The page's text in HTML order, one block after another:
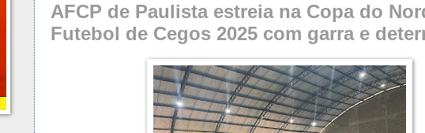
AFCP de Paulista estreia na Copa do
Futebol de Cegos 2025 com garra e